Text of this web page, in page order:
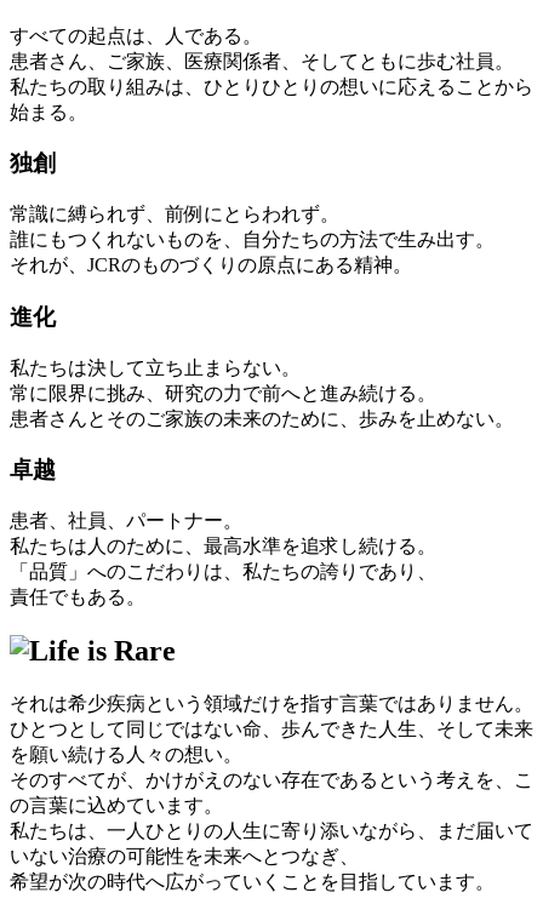
すべての起点は、人である。
患者さん、ご家族、医療関係者、そしてともに歩む社員。
私たちの取り組みは、ひとりひとりの想いに応えることから
始まる。
独創
常識に縛られず、前例にとらわれず。
誰にもつくれないものを、自分たちの方法で生み出す。
それが、JCRのものづくりの原点にある精神。
進化
私たちは決して立ち止まらない。
常に限界に挑み、研究の力で前へと進み続ける。
患者さんとそのご家族の未来のために、歩みを止めない。
卓越
患者、社員、パートナー。
私たちは人のために、最高水準を追求し続ける。
「品質」へのこだわりは、私たちの誇りであり、
責任でもある。
それは希少疾病という領域だけを指す言葉ではありません。
ひとつとして同じではない命、歩んできた人生、そして未来
を願い続ける人々の想い。
そのすべてが、かけがえのない存在であるという考えを、こ
の言葉に込めています。
私たちは、一人ひとりの人生に寄り添いながら、まだ届いて
いない治療の可能性を未来へとつなぎ、
希望が次の時代へ広がっていくことを目指しています。